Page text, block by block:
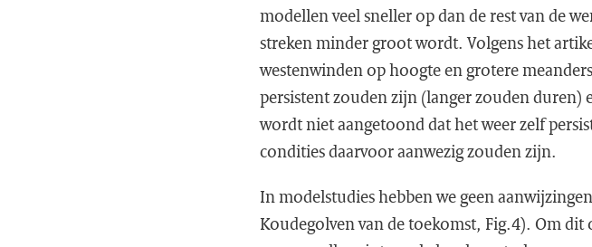
modellen veel sneller op dan de rest van de
streken minder groot wordt. Volgens het
westenwinden op hoogte en grotere
persistent zouden zijn (langer zouden duren)
wordt niet aangetoond dat het weer zelf
condities daarvoor aanwezig zouden zijn.
In modelstudies hebben we geen
Koudegolven van de toekomst, Fig.4). Om